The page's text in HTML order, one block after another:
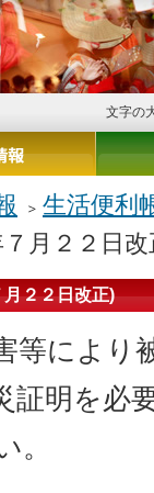
文字の
生活便利
月２２日改
２２日改正)
等により
証明を必
。